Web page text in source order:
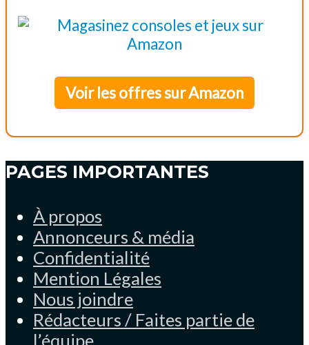
Voir les offres sur Amazon
PAGES IMPORTANTES
À propos
Annonceurs & média
Confidentialité
Mention Légales
Nous joindre
Rédacteurs / Faites partie de
l’équipe